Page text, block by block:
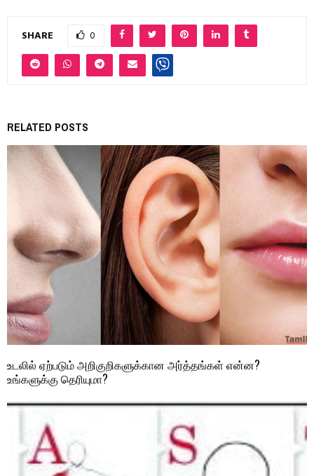
SHARE 0
RELATED POSTS
உடலில் ஏற்படும் அறிகுறிகளுக்கான அர்த்தங்கள் என்ன?
உங்களுக்கு தெரியுமா?